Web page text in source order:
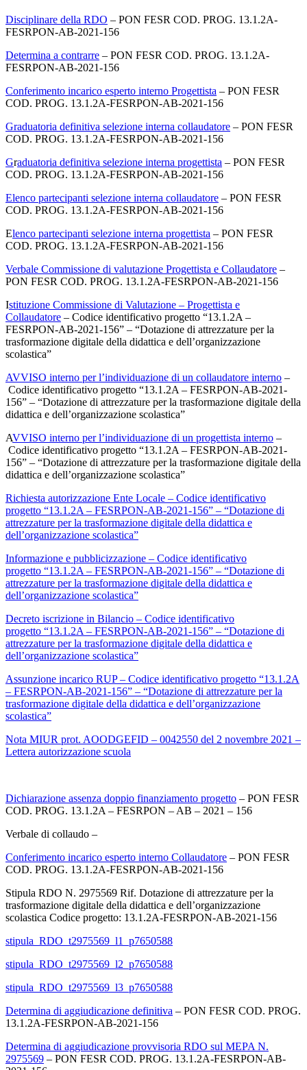
Disciplinare della RDO – PON FESR COD. PROG. 13.1.2A-
FESRPON-AB-2021-156
Determina a contrarre – PON FESR COD. PROG. 13.1.2A-
FESRPON-AB-2021-156
Conferimento incarico esperto interno Progettista – PON FESR
COD. PROG. 13.1.2A-FESRPON-AB-2021-156
Graduatoria definitiva selezione interna collaudatore – PON FESR
COD. PROG. 13.1.2A-FESRPON-AB-2021-156
Graduatoria definitiva selezione interna progettista – PON FESR
COD. PROG. 13.1.2A-FESRPON-AB-2021-156
Elenco partecipanti selezione interna collaudatore – PON FESR
COD. PROG. 13.1.2A-FESRPON-AB-2021-156
Elenco partecipanti selezione interna progettista – PON FESR
COD. PROG. 13.1.2A-FESRPON-AB-2021-156
Verbale Commissione di valutazione Progettista e Collaudatore –
PON FESR COD. PROG. 13.1.2A-FESRPON-AB-2021-156
Istituzione Commissione di Valutazione – Progettista e
Collaudatore – Codice identificativo progetto “13.1.2A –
FESRPON-AB-2021-156” – “Dotazione di attrezzature per la
trasformazione digitale della didattica e dell’organizzazione
scolastica”
AVVISO interno per l’individuazione di un collaudatore interno –
Codice identificativo progetto “13.1.2A – FESRPON-AB-2021-
156” – “Dotazione di attrezzature per la trasformazione digitale della
didattica e dell’organizzazione scolastica”
AVVISO interno per l’individuazione di un progettista interno –
Codice identificativo progetto “13.1.2A – FESRPON-AB-2021-
156” – “Dotazione di attrezzature per la trasformazione digitale della
didattica e dell’organizzazione scolastica”
Richiesta autorizzazione Ente Locale – Codice identificativo
progetto “13.1.2A – FESRPON-AB-2021-156” – “Dotazione di
attrezzature per la trasformazione digitale della didattica e
dell’organizzazione scolastica”
Informazione e pubblicizzazione – Codice identificativo
progetto “13.1.2A – FESRPON-AB-2021-156” – “Dotazione di
attrezzature per la trasformazione digitale della didattica e
dell’organizzazione scolastica”
Decreto iscrizione in Bilancio – Codice identificativo
progetto “13.1.2A – FESRPON-AB-2021-156” – “Dotazione di
attrezzature per la trasformazione digitale della didattica e
dell’organizzazione scolastica”
Assunzione incarico RUP – Codice identificativo progetto “13.1.2A
– FESRPON-AB-2021-156” – “Dotazione di attrezzature per la
trasformazione digitale della didattica e dell’organizzazione
scolastica”
Nota MIUR prot. AOODGEFID – 0042550 del 2 novembre 2021 –
Lettera autorizzazione scuola
Dichiarazione assenza doppio finanziamento progetto – PON FESR
COD. PROG. 13.1.2A – FESRPON – AB – 2021 – 156
Verbale di collaudo –
Conferimento incarico esperto interno Collaudatore – PON FESR
COD. PROG. 13.1.2A-FESRPON-AB-2021-156
Stipula RDO N. 2975569 Rif. Dotazione di attrezzature per la
trasformazione digitale della didattica e dell’organizzazione
scolastica Codice progetto: 13.1.2A-FESRPON-AB-2021-156
stipula_RDO_t2975569_l1_p7650588
stipula_RDO_t2975569_l2_p7650588
stipula_RDO_t2975569_l3_p7650588
Determina di aggiudicazione definitiva – PON FESR COD. PROG.
13.1.2A-FESRPON-AB-2021-156
Determina di aggiudicazione provvisoria RDO sul MEPA N.
2975569 – PON FESR COD. PROG. 13.1.2A-FESRPON-AB-